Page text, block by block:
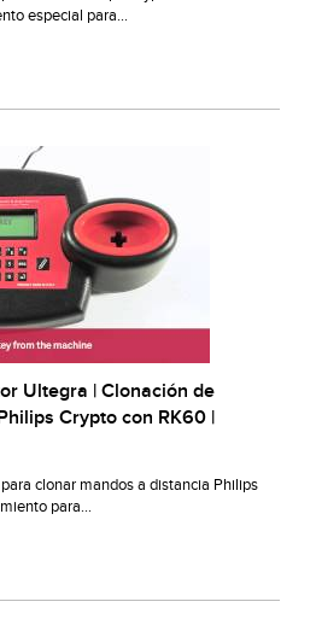
especial para...
Ultegra | Clonación de
Crypto con RK60 |
clonar mandos a distancia Philips
para...